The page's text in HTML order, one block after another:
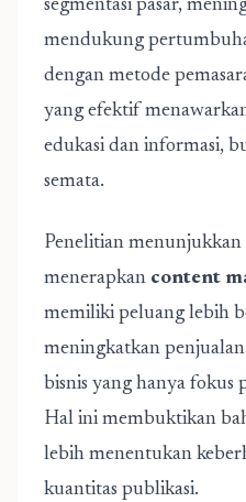
segmentasi pasar,
mendukung
dengan metode
yang efektif
edukasi dan informasi,
semata.
Penelitian menunjukkan
menerapkan content
memiliki peluang lebih
meningkatkan
bisnis yang hanya fokus
Hal ini membuktikan
lebih menentukan
kuantitas publikasi.